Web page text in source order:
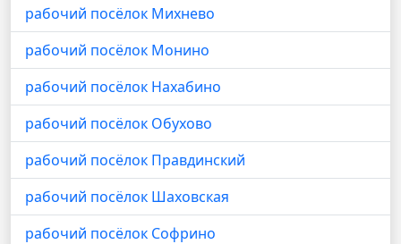
рабочий посёлок Михнево
рабочий посёлок Монино
рабочий посёлок Нахабино
рабочий посёлок Обухово
рабочий посёлок Правдинский
рабочий посёлок Шаховская
рабочий посёлок Софрино